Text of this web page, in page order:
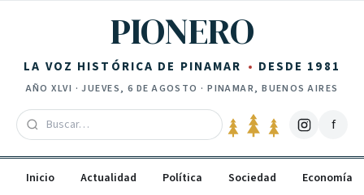
PIONERO
LA VOZ HISTÓRICA DE PINAMAR DESDE 1981
AÑOXLVI ·JUEVES, 6 DE AGOSTO · PINAMAR, BUENOS AIRES
f
Inicio Actualidad Política Sociedad Economía